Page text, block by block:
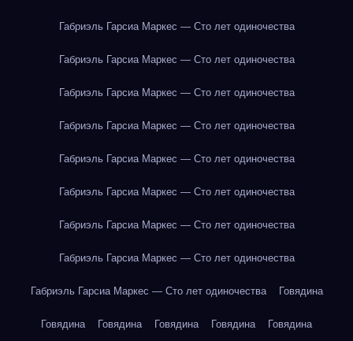
Габриэль Гарсиа Маркес — Сто лет одиночества
Габриэль Гарсиа Маркес — Сто лет одиночества
Габриэль Гарсиа Маркес — Сто лет одиночества
Габриэль Гарсиа Маркес — Сто лет одиночества
Габриэль Гарсиа Маркес — Сто лет одиночества
Габриэль Гарсиа Маркес — Сто лет одиночества
Габриэль Гарсиа Маркес — Сто лет одиночества
Габриэль Гарсиа Маркес — Сто лет одиночества
Габриэль Гарсиа Маркес — Сто лет одиночества Говядина
Говядина Говядина Говядина Говядина Говядина